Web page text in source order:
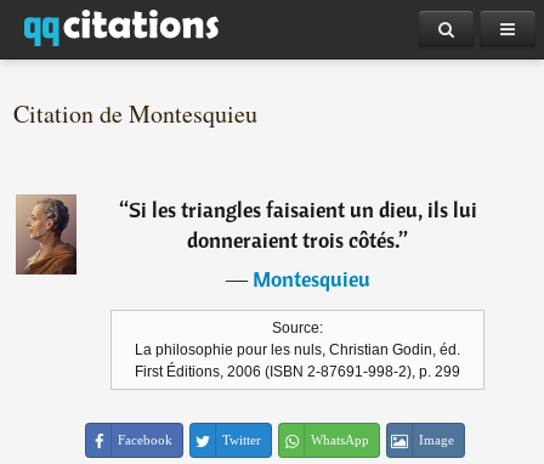
Citation de Montesquieu
“Si les triangles faisaient un dieu, ils lui
donneraient trois côtés.”
―Montesquieu
Source:
La philosophie pour les nuls, Christian Godin, éd.
First Éditions, 2006 (ISBN 2-87691-998-2), p. 299
Facebook Twitter WhatsApp Image